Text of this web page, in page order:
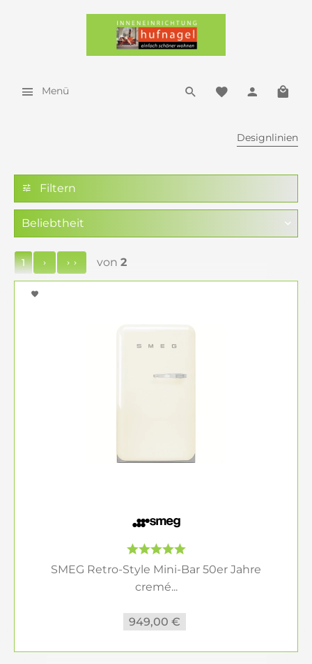
Menü
Designlinien
Filtern
1 von 2
SMEG Retro-Style Mini-Bar 50er Jahre
cremé...
949,00 €